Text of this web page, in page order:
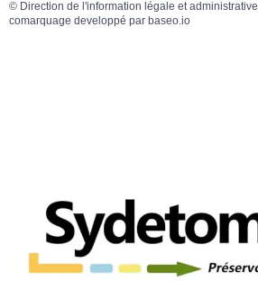
© Direction de l'information légale et administrative
comarquage developpé par baseo.io